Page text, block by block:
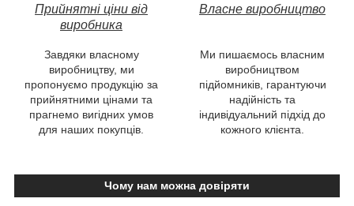
Прийнятні ціни від
виробника
Власне виробництво
Завдяки власному
виробництву, ми
пропонуємо продукцію за
прийнятними цінами та
прагнемо вигідних умов
для наших покупців.
Ми пишаємось власним
виробництвом
підйомників, гарантуючи
надійність та
індивідуальний підхід до
кожного клієнта.
Чому нам можна довіряти